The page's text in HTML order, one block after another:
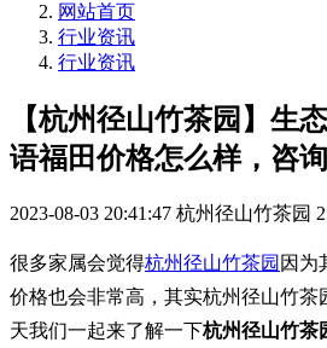
网站首页
行业资讯
行业资讯
【杭州径山竹茶园】生
语福田价格怎么样，咨
2023-08-03 20:41:47 杭州径山竹茶园
很多家属会觉得杭州径山竹茶园 因为
价格也会非常高，其实杭州径山竹茶
天我们一起来了解一下杭州径山竹茶